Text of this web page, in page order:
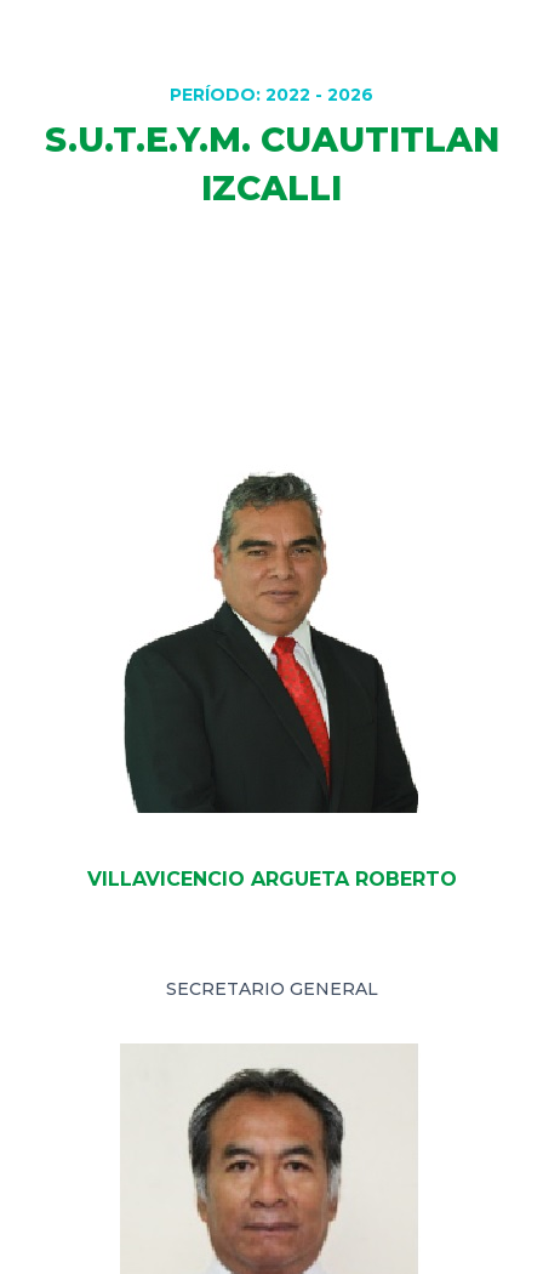
COORDINADORES
S.U.T.E.Y.M. CUAUTITLAN
IZCALLI
PERÍODO: 2022 - 2026
VILLAVICENCIO ARGUETA ROBERTO
SECRETARIO GENERAL